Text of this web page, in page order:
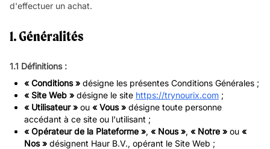
d'effectuer un achat.
1. Généralités
1.1 Définitions :
« Conditions » désigne les présentes Conditions Générales ;
« Site Web » désigne le site https://trynourix.com ;
« Utilisateur » ou « Vous » désigne toute personne
accédant à ce site ou l'utilisant ;
« Opérateur de la Plateforme », « Nous », « Notre » ou «
Nos » désignent Haur B.V., opérant le Site Web ;